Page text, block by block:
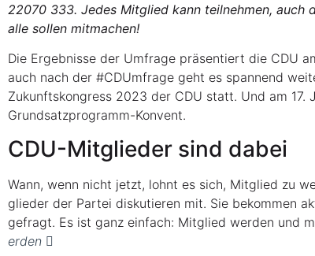
22070 333. Jedes Mit­glied kann teil­neh­men,
alle sol­len mitmachen!
Die Ergeb­nis­se der Umfra­ge prä­sen­tiert die CDU
auch nach der #CDUm­fra­ge geht es span­nend
Zukunfts­kon­gress 2023 der CDU statt. Und am
Grundsatzprogramm-Konvent.
CDU-Mit­glie­der sind dabei
Wann, wenn nicht jetzt, lohnt es sich, Mit­glied zu
glie­der der Par­tei dis­ku­tie­ren mit. Sie bekom­men
gefragt. Es ist ganz ein­fach: Mit­glied wer­den und
erden